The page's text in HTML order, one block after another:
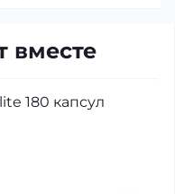
вместе
180 капсул